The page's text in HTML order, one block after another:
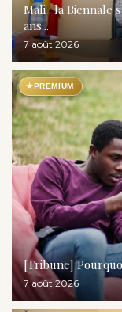
Mali : la Biennale
ans...
7 août 2026
★PREMIUM
[Tribune]
7 août 2026